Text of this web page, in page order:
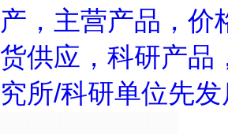
产，主营产品，价
货供应，科研产品
究所/科研单位先发